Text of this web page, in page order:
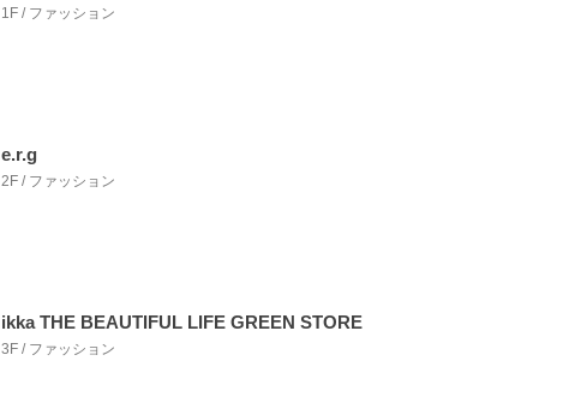
1F / ファッション
e.r.g
2F / ファッション
ikka THE BEAUTIFUL LIFE GREEN STORE
3F / ファッション